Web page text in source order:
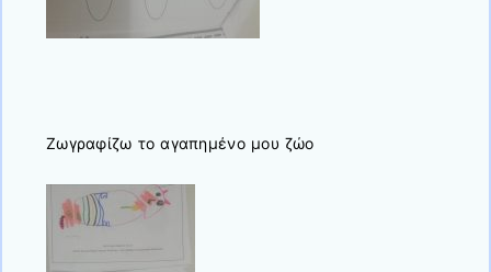
Ζωγραφίζω το αγαπημένο μου ζώο